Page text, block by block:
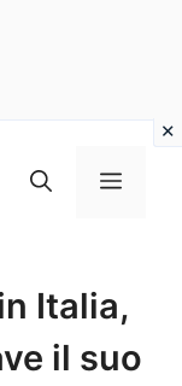
Menu
Italia,
il suo